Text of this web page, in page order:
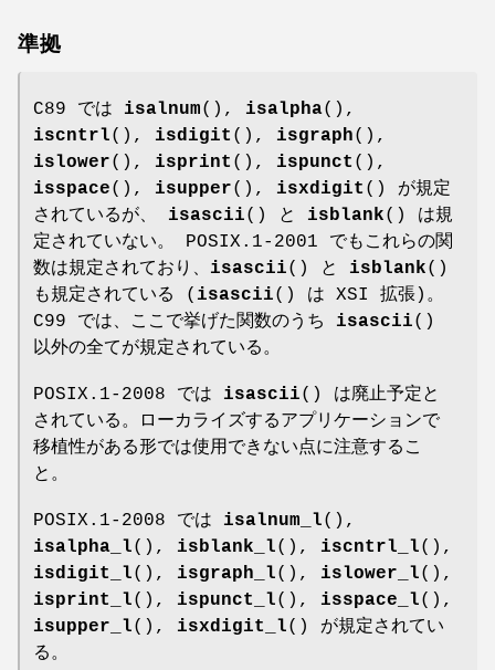
準拠
C89 では isalnum(), isalpha(),
iscntrl(), isdigit (), isgraph(),
islower(), isprint (), ispunct (),
isspace(), isupper(), isxdigit () が規定
されているが、 isascii() と isblank() は規
定されていない。 POSIX.1-2001 でもこれらの関
数は規定されており、 isascii() と isblank()
も規定されている ( isascii() は XSI 拡張)。
C99 では、ここで挙げた関数のうち isascii()
以外の全てが規定されている。
POSIX.1-2008 では isascii() は廃止予定と
されている。ローカライズするアプリケーションで
移植性がある形では使用できない点に注意するこ
と。
POSIX.1-2008 では isalnum_l(),
isalpha_l(), isblank_l(), iscntrl_l(),
isdigit_l(), isgraph_l(), islower_l(),
isprint_l(), ispunct_l(), isspace_l(),
isupper_l(), isxdigit_l() が規定されてい
る。